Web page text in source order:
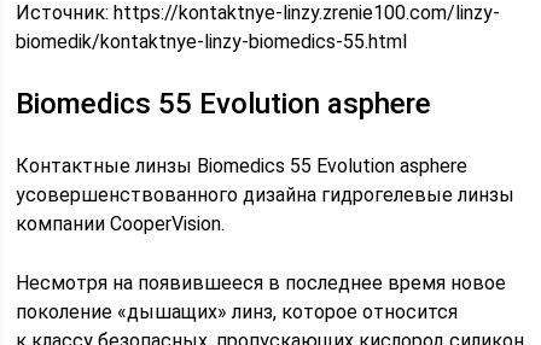
Источник:https://kontaktnye-linzy.zrenie100.com/linzy-
biomedik/kontaktnye-linzy-biomedics-55.html
Biomedics 55 Evolution asphere
Контактные линзы Biomedics 55 Evolution asphere
усовершенствованного дизайна гидрогелевые линзы
компании CooperVision.
Несмотря на появившееся в последнее время новое
поколение «дышащих» линз, которое относится